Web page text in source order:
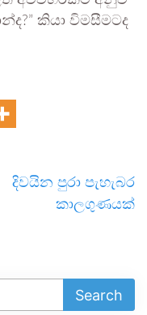
කියා විමසීමටද
දිවයින පුරා පැහැබර
කාලගුණයක්